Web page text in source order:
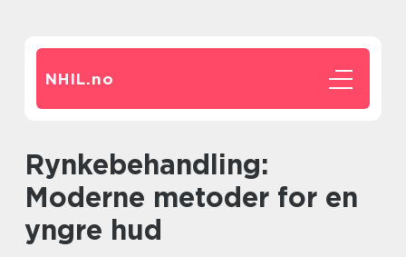
NHIL.no
Rynkebehandling:
Moderne metoder for en
yngre hud